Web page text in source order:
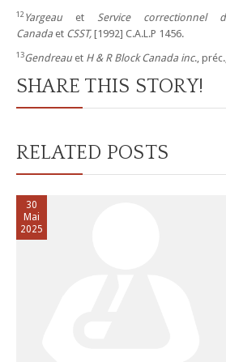
12 Yargeauet Service correctionnel
Canada et CSST, [1992] C.A.L.P 1456.
13Gendreauet H & R Block Canada inc.,
SHARE THIS STORY!
RELATED POSTS
30
Mai
2025